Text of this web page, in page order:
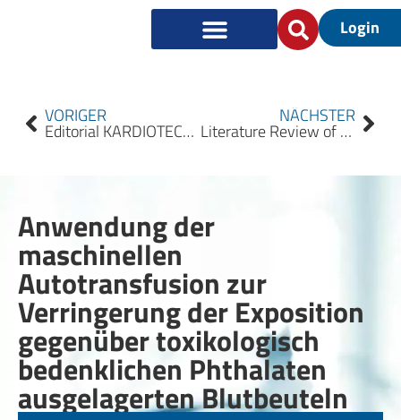
Login
VORIGER
Editorial KARDIOTECHNIK 2020/4
NÄCHSTER
Literature Review of Large Patients Undergoing Cardio­ pulmonary Bypass: Concerns, Management and Future Considerations
Anwendung der
maschinellen
Autotransfusion zur
Verringerung der Exposition
gegenüber toxikologisch
bedenklichen Phthalaten
ausgelagerten Blutbeuteln